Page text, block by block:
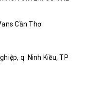
Cần Thơ
q. Ninh Kiều, TP